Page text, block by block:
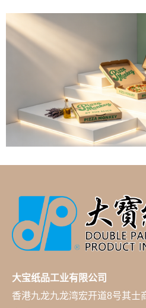
大宝纸品工业有限公司
香港九龙九龙湾宏开道8号其士